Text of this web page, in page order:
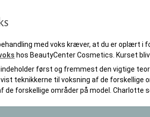
med voks kræver, at du er oplært i
hos BeautyCenter Cosmetics. Kurset
først og fremmest den vigtige
teknikkerne til voksning af de forskellige
de forskellige områder på model. Charlotte